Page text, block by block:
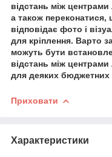
відстань між центрами
а також переконатися,
відповідає фото і
для кріплення. Варто
можуть бути
відстань між
для деяких бюджетних
Приховати
Характеристики